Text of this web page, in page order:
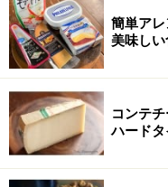
簡単ア
美味し
コンテ
ハード